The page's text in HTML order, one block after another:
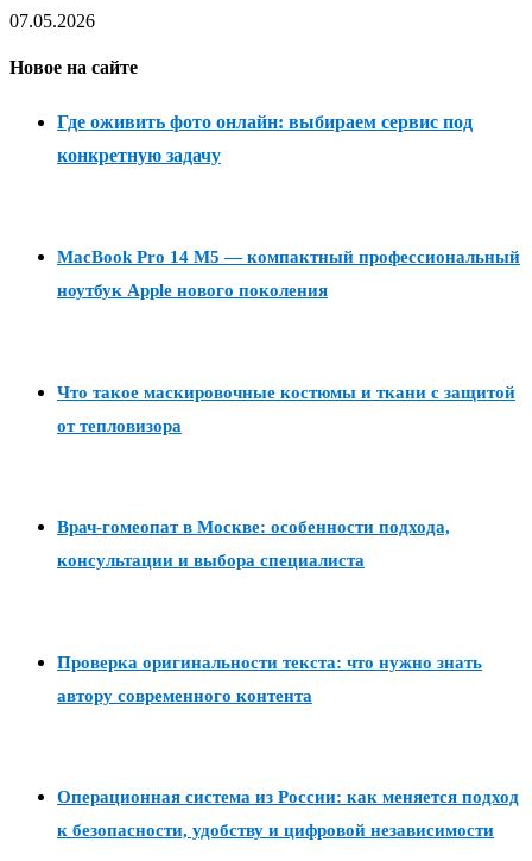
07.05.2026
Новое на сайте
Где оживить фото онлайн: выбираем сервис под
конкретную задачу
MacBook Pro 14 M5 — компактный профессиональный
ноутбук Apple нового поколения
Что такое маскировочные костюмы и ткани с защитой
от тепловизора
Врач-гомеопат в Москве: особенности подхода,
консультации и выбора специалиста
Проверка оригинальности текста: что нужно знать
автору современного контента
Операционная система из России: как меняется подход
к безопасности, удобству и цифровой независимости